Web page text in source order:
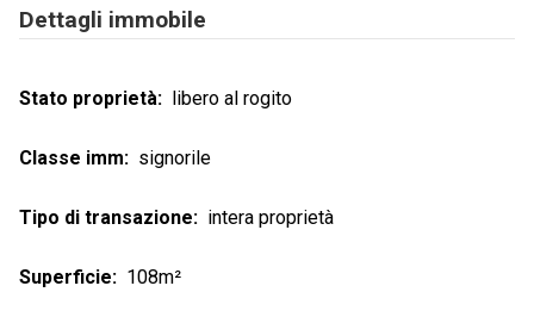
Dettagli immobile
Stato proprietà libero al rogito
Classe imm signorile
Tipo di transazione intera proprietà
Superficie 108m²